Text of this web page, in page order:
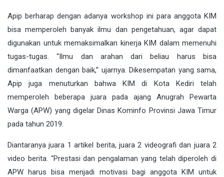
Apip berharap dengan adanya workshop ini para anggota KIM
bisa memperoleh banyak ilmu dan pengetahuan, agar dapat
digunakan untuk memaksimalkan kinerja KIM dalam memenuhi
tugas-tugas. “Ilmu dan arahan dari beliau harus bisa
dimanfaatkan dengan baik,” ujarnya. Dikesempatan yang sama,
Apip juga menuturkan bahwa KIM di Kota Kediri telah
memperoleh beberapa juara pada ajang Anugrah Pewarta
Warga (APW) yang digelar Dinas Kominfo Provinsi Jawa Timur
pada tahun 2019.
Diantaranya juara 1 artikel berita, juara 2 videografi dan juara 2
video berita. “Prestasi dan pengalaman yang telah diperoleh di
APW harus bisa menjadi motivasi bagi anggota KIM untuk